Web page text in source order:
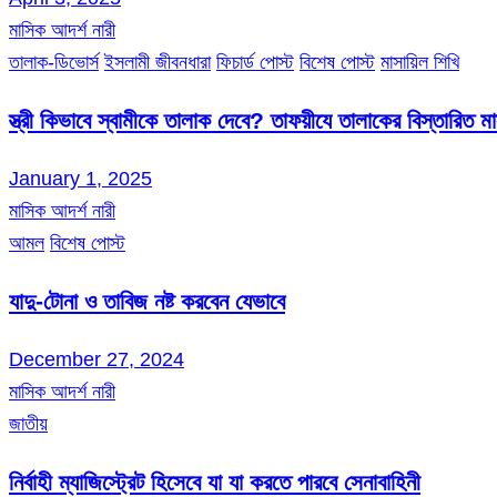
মাসিক আদর্শ নারী
তালাক-ডিভোর্স ইসলামী জীবনধারা ফিচার্ড পোস্ট বিশেষ পোস্ট মাসায়িল শিখি
স্ত্রী কিভাবে স্বামীকে তালাক দেবে? তাফয়ীযে তালাকের বিস্তারিত
January 1, 2025
মাসিক আদর্শ নারী
আমল বিশেষ পোস্ট
যাদু-টোনা ও তাবিজ নষ্ট করবেন যেভাবে
December 27, 2024
মাসিক আদর্শ নারী
জাতীয়
নির্বাহী ম্যাজিস্ট্রেট হিসেবে যা যা করতে পারবে সেনাবাহিনী